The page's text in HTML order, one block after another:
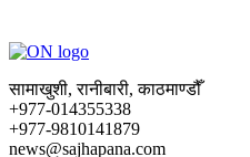
सामाखुशी, रानीबारी, काठमाण्डौँ
+977-014355338
+977-9810141879
news@sajhapana.com